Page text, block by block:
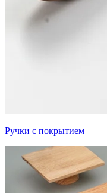
Ручки с покрытием